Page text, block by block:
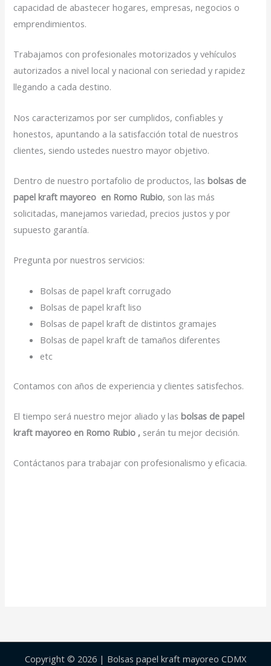
capacidad de abastecer hogares, empresas, negocios o
emprendimientos.
Trabajamos con profesionales motorizados y vehículos
autorizados a nivel local y nacional con seriedad y rapidez
llegando a cada destino.
Nos caracterizamos por ser cumplidos, confiables y
honestos, apuntando a la satisfacción total de nuestros
clientes, siendo ustedes nuestro mayor objetivo.
Dentro de nuestro portafolio de productos, lasbolsas de
papel kraft mayoreo en Romo Rubio, son las más
solicitadas, manejamos variedad, precios justos y por
supuesto garantía.
Pregunta por nuestros servicios:
Bolsas de papel kraft corrugado
Bolsas de papel kraft liso
Bolsas de papel kraft de distintos gramajes
Bolsas de papel kraft de tamaños diferentes
etc
Contamos con años de experiencia y clientes satisfechos.
El tiempo será nuestro mejor aliado y lasbolsas de papel
kraft mayoreo en Romo Rubio , serán tu mejor decisión.
Contáctanos para trabajar con profesionalismo y eficacia.
Copyright © 2026 | Bolsas papel kraft mayoreo CDMX